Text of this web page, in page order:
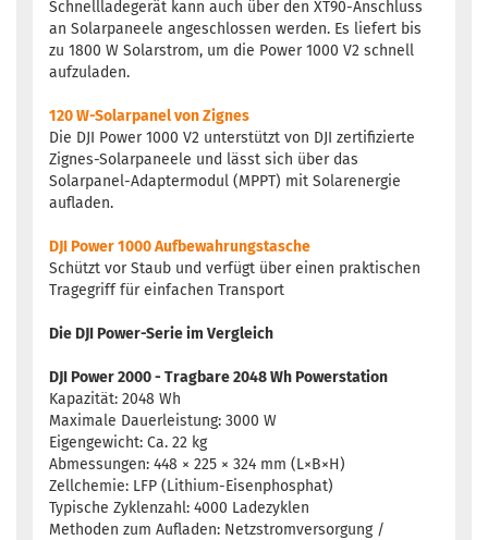
Schnellladegerät kann auch über den XT90-Anschluss
an Solarpaneele angeschlossen werden. Es liefert bis
zu 1800 W Solarstrom, um die Power 1000 V2 schnell
aufzuladen.
120 W-Solarpanel von Zignes
Die DJI Power 1000 V2 unterstützt von DJI zertifizierte
Zignes-Solarpaneele und lässt sich über das
Solarpanel-Adaptermodul (MPPT) mit Solarenergie
aufladen.
DJI Power 1000 Aufbewahrungstasche
Schützt vor Staub und verfügt über einen praktischen
Tragegriff für einfachen Transport
Die DJI Power-Serie im Vergleich
DJI Power 2000 - Tragbare 2048 Wh Powerstation
Kapazität: 2048 Wh
Maximale Dauerleistung: 3000 W
Eigengewicht: Ca. 22 kg
Abmessungen: 448 × 225 × 324 mm (L×B×H)
Zellchemie: LFP (Lithium-Eisenphosphat)
Typische Zyklenzahl: 4000 Ladezyklen
Methoden zum Aufladen: Netzstromversorgung /